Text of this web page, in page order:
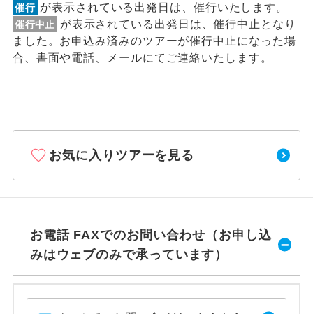
催行 が表示されている出発日は、催行いたします。
催行中止
が表示されている出発日は、催行中止となり
ました。お申込み済みのツアーが催行中止になった場
合、書面や電話、メールにてご連絡いたします。
お気に入りツアーを見る
お電話 FAXでのお問い合わせ（お申し込
みはウェブのみで承っています）